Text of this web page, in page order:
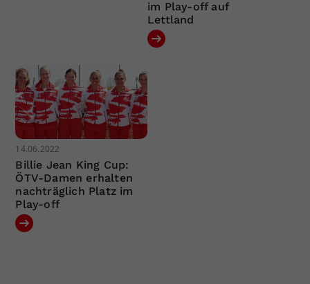
im Play-off auf
Lettland
14.06.2022
Billie Jean King Cup:
ÖTV-Damen erhalten
nachträglich Platz im
Play-off